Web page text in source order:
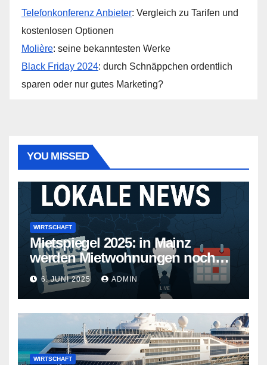
Telefonkonferenz Anbieter: Vergleich zu Tarifen und
kostenlosen Optionen
Molière: seine bekanntesten Werke
Black Friday 2024: durch Schnäppchen ordentlich
sparen oder nur gutes Marketing?
YOU MISSED
WIRTSCHAFT
Mietspiegel 2025: in Mainz
werden Mietwohnungen noch
teurer
6. JUNI 2025 ADMIN
WIRTSCHAFT